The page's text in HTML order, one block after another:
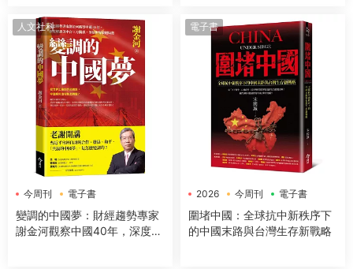
人文社科
今周刊 電子書
變調的中國夢：財經趨勢專家
謝金河觀察中國40年，深度解
電子書
2026 今周刊 電子書
圍堵中國：全球抗中新秩序下
的中國末路與台灣生存新戰略